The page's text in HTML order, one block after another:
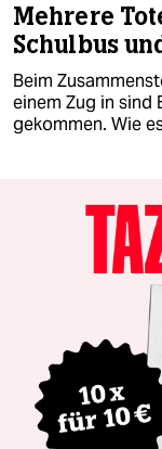
Mehrere
Schulbus
Beim
einem Zug in sind
gekommen. Wie